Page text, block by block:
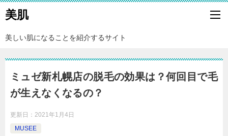
美肌
美しい肌になることを紹介するサイト
ミュゼ新札幌店の脱毛の効果は？何回目で毛
が生えなくなるの？
更新日： 2021年1月4日
MUSEE